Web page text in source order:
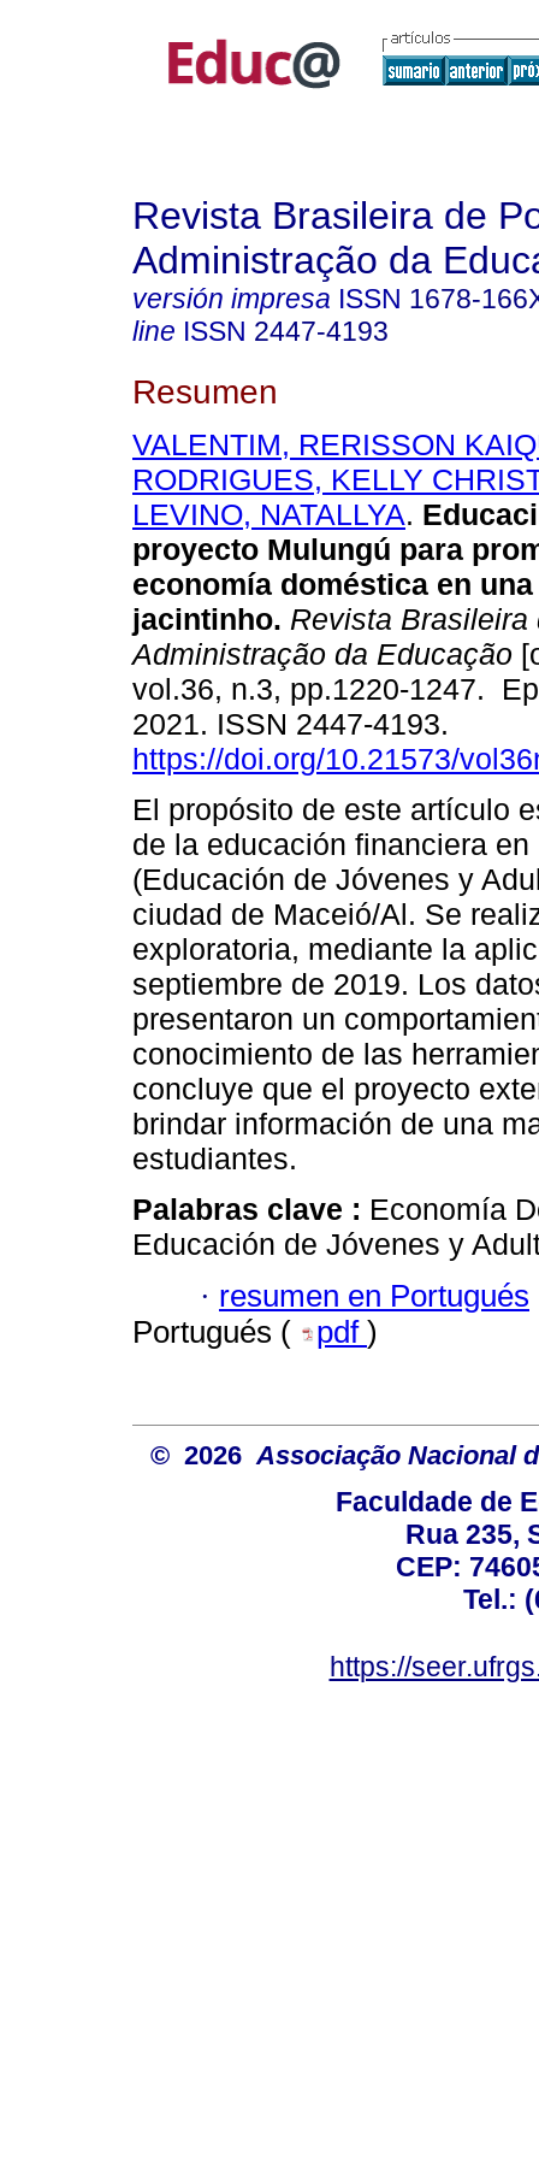
Revista Brasileira de
Administração da
versión impresa ISSN 1678-
line ISSN 2447-4193
Resumen
VALENTIM, RERISSON
RODRIGUES, KELLY
LEVINO, NATALLYA.
proyecto Mulungú para
economía doméstica en
jacintinho. Revista
Administração da Educação
vol.36, n.3, pp.1220-1247.
2021. ISSN 2447-4193.
https://doi.org/10.21573/
El propósito de este artículo
de la educación financiera
(Educación de Jóvenes y
ciudad de Maceió/Al. Se
exploratoria, mediante la
septiembre de 2019. Los
presentaron un
conocimiento de las
concluye que el proyecto
brindar información de una
estudiantes.
Palabras clave : Economía
Educación de Jóvenes y
· resumen en Portugués
Portugués (
pdf )
© 2026 Associação Nacional
Faculdade de
Rua 235,
CEP:
Tel.:
https://